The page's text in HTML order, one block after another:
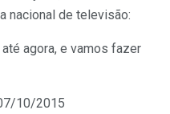
nacional de televisão:
agora, e vamos fazer
10/2015